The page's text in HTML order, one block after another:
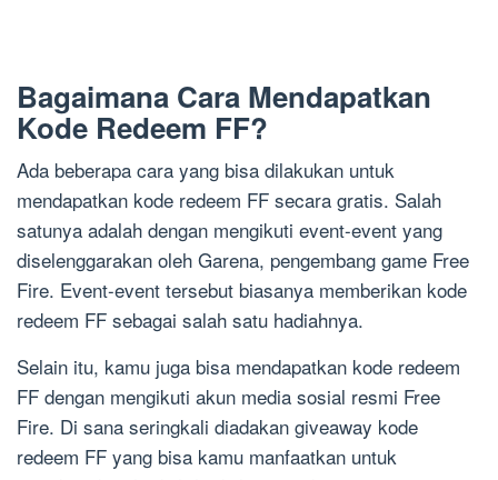
Bagaimana Cara Mendapatkan
Kode Redeem FF?
Ada beberapa cara yang bisa dilakukan untuk
mendapatkan kode redeem FF secara gratis. Salah
satunya adalah dengan mengikuti event-event yang
diselenggarakan oleh Garena, pengembang game Free
Fire. Event-event tersebut biasanya memberikan kode
redeem FF sebagai salah satu hadiahnya.
Selain itu, kamu juga bisa mendapatkan kode redeem
FF dengan mengikuti akun media sosial resmi Free
Fire. Di sana seringkali diadakan giveaway kode
redeem FF yang bisa kamu manfaatkan untuk